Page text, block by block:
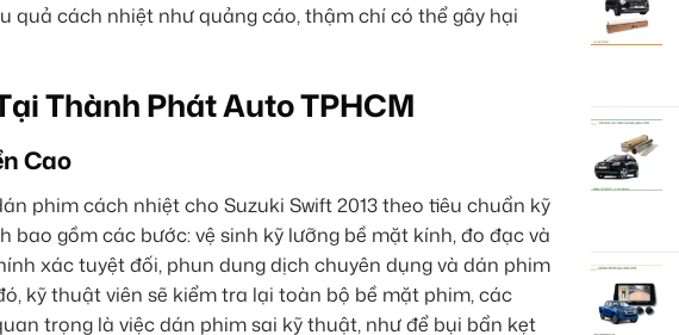
quả cách nhiệt như quảng cáo, thậm chí có thể gây hại
Thành Phát Auto TPHCM
Cao
phim cách nhiệt cho Suzuki Swift 2013 theo tiêu chuẩn kỹ
gồm các bước: vệ sinh kỹ lưỡng bề mặt kính, đo đạc và
xác tuyệt đối, phun dung dịch chuyên dụng và dán phim
kỹ thuật viên sẽ kiểm tra lại toàn bộ bề mặt phim, các
trọng là việc dán phim sai kỹ thuật, như để bụi bẩn kẹt